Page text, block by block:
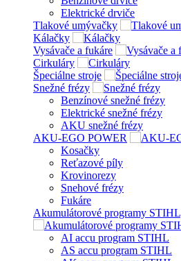
Elektrické drviče
Tlakové umývačky
Kálačky
Vysávače a fukáre
Cirkuláry
Špeciálne stroje
Snežné frézy
Benzínové snežné frézy
Elektrické snežné frézy
AKU snežné frézy
AKU-EGO POWER
Kosačky
Reťazové píly
Krovinorezy
Snehové frézy
Fukáre
Akumulátorové programy STIHL
AI accu program STIHL
AS accu program STIHL